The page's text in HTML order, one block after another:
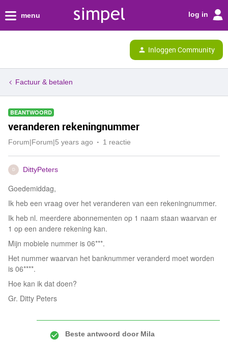
menu log in
Inloggen Community
Factuur & betalen
BEANTWOORD
veranderen rekeningnummer
Forum|Forum|5 years ago 1 reactie
D DittyPeters
Goedemiddag,
Ik heb een vraag over het veranderen van een rekeningnummer.
Ik heb nl. meerdere abonnementen op 1 naam staan waarvan er
1 op een andere rekening kan.
Mijn mobiele nummer is 06***.
Het nummer waarvan het banknummer veranderd moet worden
is 06****.
Hoe kan ik dat doen?
Gr. Ditty Peters
Beste antwoord doorMila